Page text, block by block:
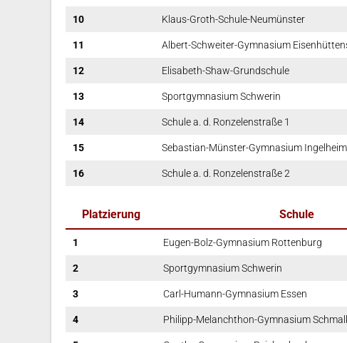
10 Klaus-Groth-Schule-Neumünster
11 Albert-Schweiter-Gymnasium
12 Elisabeth-Shaw-Grundschule
13 Sportgymnasium Schwerin
14 Schule a. d. Ronzelenstraße 1
15 Sebastian-Münster-Gymnasium Ingelheim
16 Schule a. d. Ronzelenstraße 2
Platzierung Schule
1 Eugen-Bolz-Gymnasium Rottenburg
2 Sportgymnasium Schwerin
3 Carl-Humann-Gymnasium Essen
4 Philipp-Melanchthon-Gymnasium